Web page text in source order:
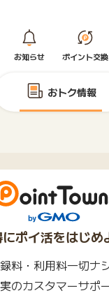
お知らせ ポイント交換
おトク情報
ポイ活をはじめ
料・利用料一切ナ
のカスタマーサポ